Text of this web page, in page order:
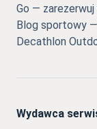
Go —
Blog sportowy
Decathlon
Wydawca